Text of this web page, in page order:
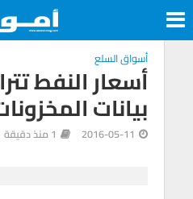
أسواق السلع
أسعار النفط
بيانات
2016-05-11 1 منذ دقيقة